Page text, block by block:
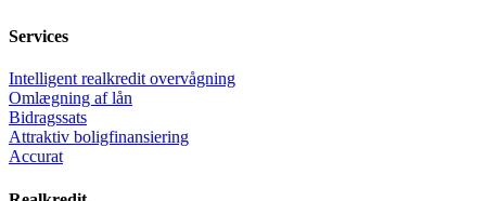
Services
Intelligent realkredit overvågning
Omlægning af lån
Bidragssats
Attraktiv boligfinansiering
Accurat